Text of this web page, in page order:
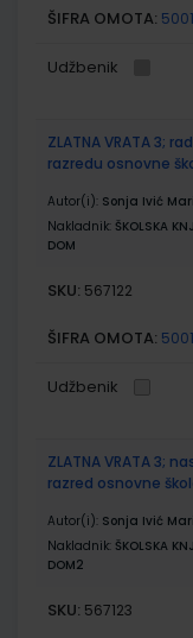
ŠIFRA OMOTA:
Udžbenik
ZLATNA VRATA 3;
razredu osnovne
Autor(i): Sonja Ivić
Nakladnik: ŠKOLSKA
DOM
SKU: 567122
ŠIFRA OMOTA:
Udžbenik
ZLATNA VRATA 3;
razred osnovne
Autor(i): Sonja Ivić
Nakladnik: ŠKOLSKA
DOM2
SKU: 567123